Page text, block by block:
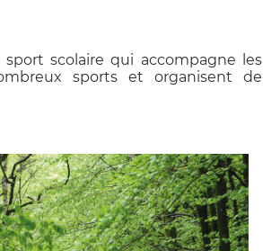
scolaire qui accompagne les
sports et organisent de